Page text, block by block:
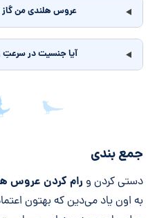
عروس هلندی من گاز
آیا جنسیت در سرعتِ
جمع بندی
دستی کردن و رام کردن عروس
به اون یاد می‌دین که بهتون